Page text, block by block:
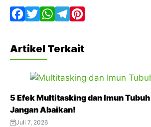
a
c
o
o
w
i
e
r
h
a
t
A
p
e
r
t
r
Artikel Terkait
5 Efek Multitasking dan Imun
Jangan Abaikan!
Juli 7, 2026